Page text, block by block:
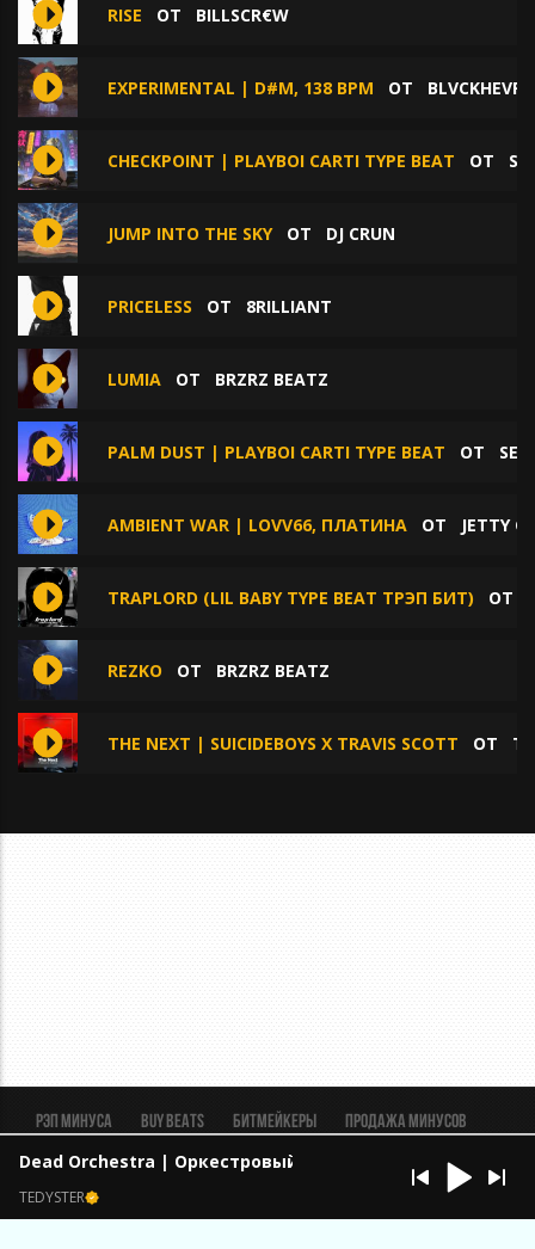
RISE ОТ BILLSCR€W
EXPERIMENTAL | D#M, 138 BPM ОТ
CHECKPOINT | PLAYBOI CARTI TYPE BEAT ОТ
JUMP INTO THE SKYОТ DJ CRUN
PRICELESS ОТ 8RILLIANT
LUMIA ОТ BRZRZ BEATZ
PALM DUST | PLAYBOI CARTI TYPE BEAT ОТ
AMBIENT WAR | LOVV66, ПЛАТИНА ОТ JETTY
TRAPLORD (LIL BABY TYPE BEAT ТРЭП БИТ) ОТ
REZKO ОТ BRZRZ BEATZ
THE NEXT | SUICIDEBOYS X TRAVIS SCOTT ОТ
Dead Orchestra | Оркестровый | Эпичный
TEDYSTER
Рэп минуса BUY BEATS Битмейкеры
Продажа минусов
Рэп биты
Реклама FAQ
Пользовательское соглашение
Безопасная сделка